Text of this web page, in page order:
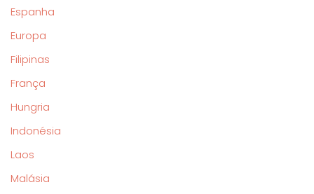
Espanha
Europa
Filipinas
França
Hungria
Indonésia
Laos
Malásia